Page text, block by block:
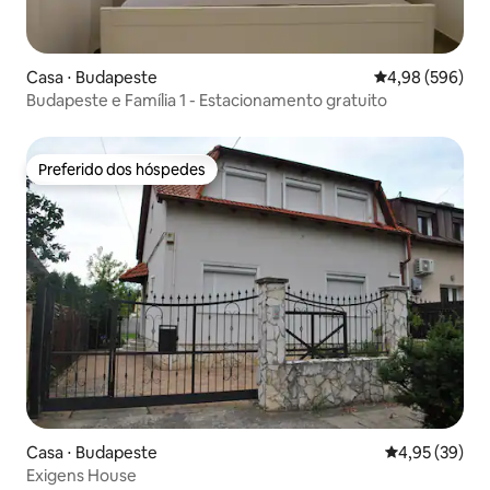
Casa ⋅ Budapeste 4,98 de uma
4,98 (596)
Budapeste e Família 1 - Estacionamento gratuito
Preferido dos hóspedes
Preferido dos hóspedes
Casa ⋅ Budapeste 4,95 de uma
4,95 (39)
Exigens House